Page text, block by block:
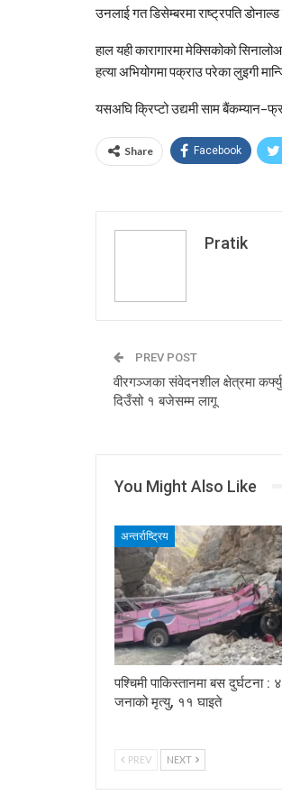
उनलाई गत डिसेम्बरमा राष्ट्रपति
हाल यही कारागारमा मेक्सिकोको
हत्या अभियोगमा पक्राउ परेकालुइगी
यसअघि क्रिप्टो उद्यमीसाम
Share Facebook
Pratik
PREV POST
वीरगञ्जका संवेदनशील क्षेत्रमा
दिउँसो १ बजेसम्म लागू
You Might Also Like
अन्तर्राष्ट्रिय
पश्चिमी पाकिस्तानमा बस दुर्घटना :
जनाको मृत्यु, ११ घाइते
PREV NEXT